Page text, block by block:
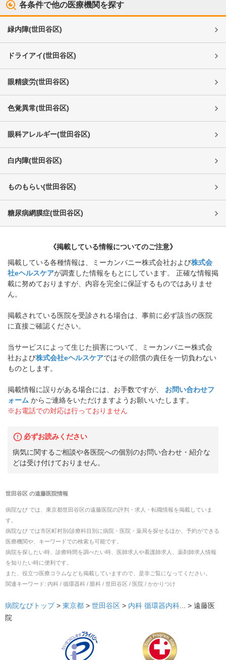
各条件で他の医療機関を探す
緑内障(世田谷区)
ドライアイ(世田谷区)
眼精疲労(世田谷区)
色覚異常(世田谷区)
眼科アレルギー(世田谷区)
白内障(世田谷区)
ものもらい(世田谷区)
糖尿病網膜症(世田谷区)
《掲載している情報についてのご注意》
掲載している各種情報は、ミーカンパニー株式会社および株式会
社eヘルスケアが調査した情報をもとにしています。 正確な情報掲
載に努めておりますが、内容を完全に保証するものではありませ
ん。
掲載されている医院を受診される場合は、事前に必ず該当の医院
に直接ご確認ください。
当サービスによって生じた損害について、ミーカンパニー株式会
社および株式会社eヘルスケアではその賠償の責任を一切負わない
ものとします。
掲載情報に誤りがある場合には、お手数ですが、
お問い合わせフ
ォーム からご連絡をいただけますようお願いいたします。
※お電話での対応は行っておりません
必ずお読みください
病気に関するご相談や各医院への個別のお問い合わせ・紹介な
どは受け付けておりません。
世田谷区の遠藤医院情報
病院なび では、 東京都世田谷区の遠藤医院の評判・求人・転職情報を掲載していま
す。
病院なび では市区町村別/診療科目別に病院・医院・薬局を探せるほか、予約ができる
医療機関や、キーワードでの検索も可能です。
病院を探したい時、診療時間を調べたい時、医師求人や看護師求人、薬剤師求人情報
を知りたい時に便利です。
また、役立つ医療コラムなども掲載していますので、是非ご覧になってください。
関連キーワード: 内科 / 循環器科 / 眼科 / 世田谷区 / 医院 / かかりつけ
病院なびトップ> 東京都 > 世田谷区 > 内科 循環器内科 ... > 遠藤医
院